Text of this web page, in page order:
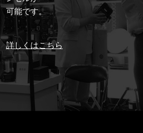
可能です。
詳しくはこちら